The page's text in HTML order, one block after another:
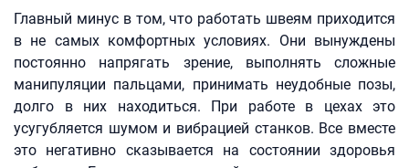
Главный минус в том, что работать швеям приходится
в не самых комфортных условиях. Они вынуждены
постоянно напрягать зрение, выполнять сложные
манипуляции пальцами, принимать неудобные позы,
долго в них находиться. При работе в цехах это
усугубляется шумом и вибрацией станков. Все вместе
это негативно сказывается на состоянии здоровья